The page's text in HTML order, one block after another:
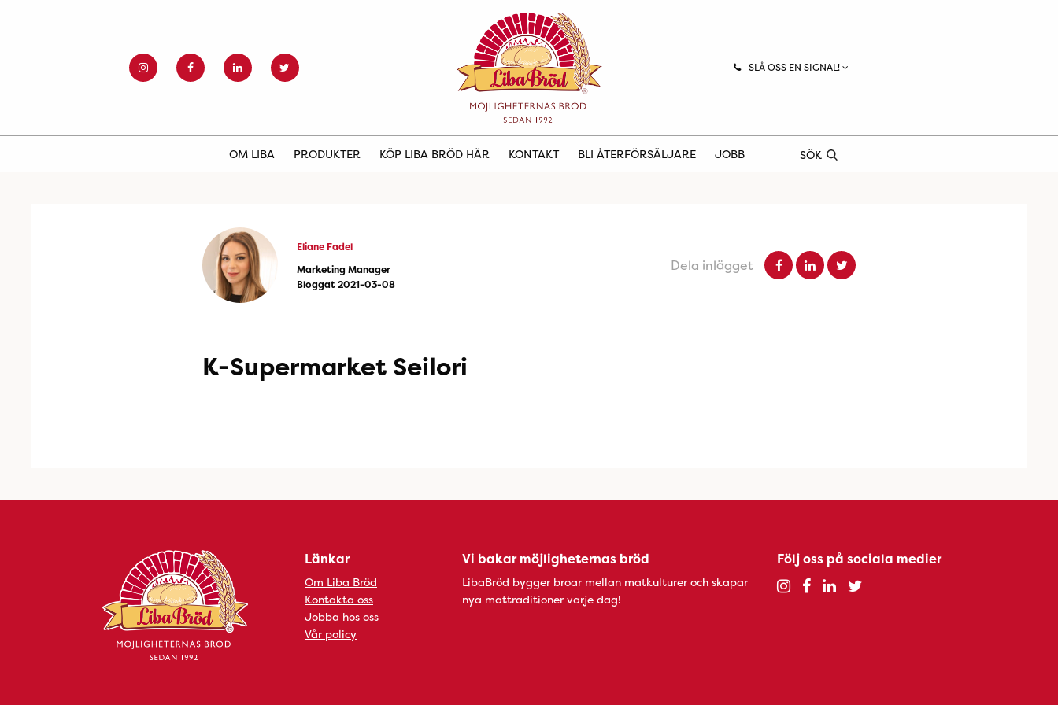
SLÅ OSS EN SIGNAL!
OM LIBA PRODUKTER KÖP LIBA BRÖD HÄR KONTAKT BLI ÅTERFÖRSÄLJARE JOBB SÖK
Eliane Fadel
Marketing Manager
Bloggat 2021-03-08
Dela inlägget
K-Supermarket Seilori
Länkar
Om Liba Bröd
Kontakta oss
Jobba hos oss
Vår policy
Vi bakar möjligheternas bröd
LibaBröd bygger broar mellan matkulturer och skapar
nya mattraditioner varje dag!
Följ oss på sociala medier